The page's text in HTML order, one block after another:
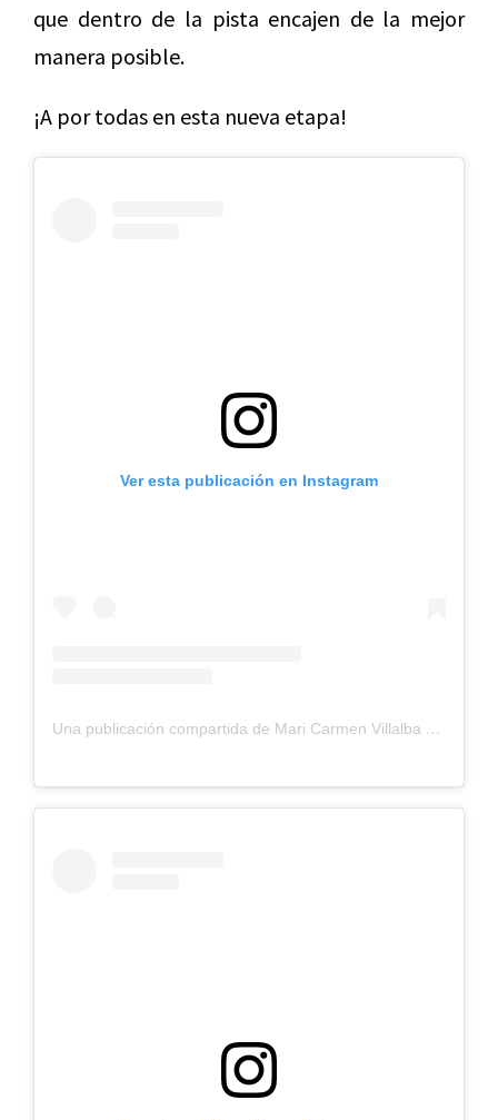
que dentro de la pista encajen de la mejor
manera posible.
¡A por todas en esta nueva etapa!
Ver esta publicación en Instagram
Una publicación compartida de Mari Carmen Villalba Sánchez (@villalba7891)